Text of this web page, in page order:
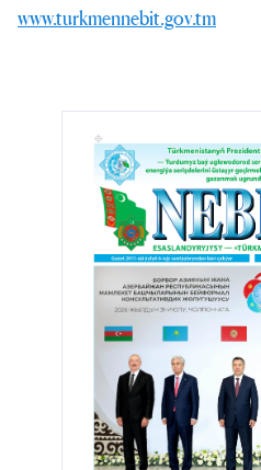
www.turkmennebit.gov.tm